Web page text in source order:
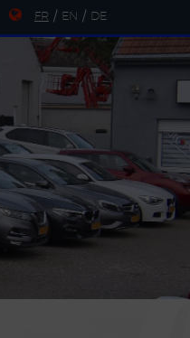
FR / EN / DE